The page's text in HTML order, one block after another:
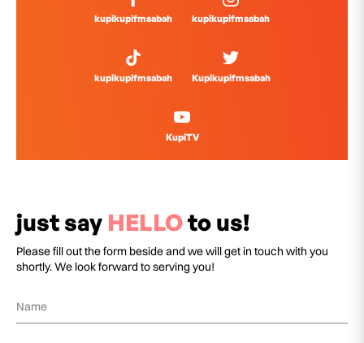
kupikupifmsabah kupikupifmsabah
kupikupifmsabah Kupikupifmsabah
KupiTV
just say HELLOto us!
Please fill out the form beside and we will get in touch with you
shortly. We look forward to serving you!